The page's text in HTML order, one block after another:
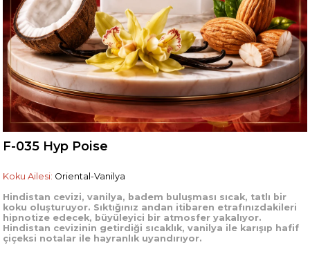
F-035 Hyp Poise
Koku Ailesi: Oriental-Vanilya
Hindistan cevizi, vanilya, badem buluşması sıcak, tatlı bir
koku oluşturuyor. Sıktığınız andan itibaren etrafınızdakileri
hipnotize edecek, büyüleyici bir atmosfer yakalıyor.
Hindistan cevizinin getirdiği sıcaklık, vanilya ile karışıp hafif
çiçeksi notalar ile hayranlık uyandırıyor.